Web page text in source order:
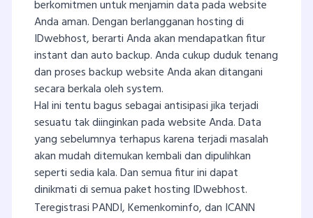
berkomitmen untuk menjamin data pada website
Anda aman. Dengan berlangganan hosting di
IDwebhost, berarti Anda akan mendapatkan fitur
instant dan auto backup. Anda cukup duduk tenang
dan proses backup website Anda akan ditangani
secara berkala oleh system.
Hal ini tentu bagus sebagai antisipasi jika terjadi
sesuatu tak diinginkan pada website Anda. Data
yang sebelumnya terhapus karena terjadi masalah
akan mudah ditemukan kembali dan dipulihkan
seperti sedia kala. Dan semua fitur ini dapat
dinikmati di semua paket hosting IDwebhost.
Teregistrasi PANDI, Kemenkominfo, dan ICANN